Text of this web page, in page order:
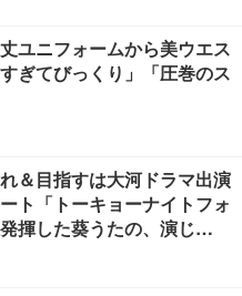
ユニフォームから美ウエス
ぎてびっくり」「圧巻のス
＆目指すは大河ドラマ出演
ト「トーキョーナイトフォ
揮した葵うたの、演じ